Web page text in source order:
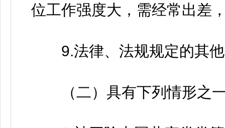
位工作强度大，需经常出差
9.法律、法规规定的其他
（二）具有下列情形之一